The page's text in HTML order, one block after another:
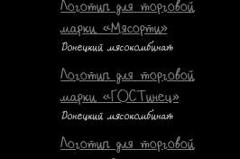
Логотип для торговой
марки «Мясорти»
Донецкий мясокомбинат
Логотип для торговой
марки «ГОСТинец»
Донецкий мясокомбинат
Логотип для торговой